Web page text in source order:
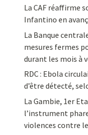
La CAF réaffirme
Infantino en
La Banque
mesures fermes
durant les mois à
RDC : Ebola
d’être détecté,
La Gambie, 1er
l’instrument
violences contre